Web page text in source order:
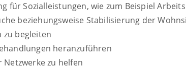
für Sozialleistungen, wie zum Beispiel
beziehungsweise Stabilisierung der
zu begleiten
heranzuführen
zu helfen